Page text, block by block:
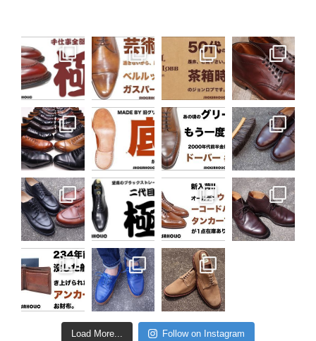
Load More... Follow on Instagram